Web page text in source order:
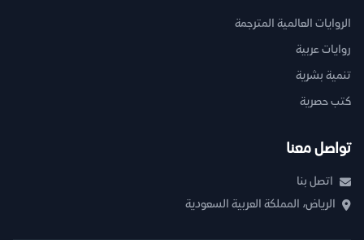
الروايات العالمية المترجمة
روايات عربية
تنمية بشرية
كتب حصرية
تواصل معنا
اتصل بنا
الرياض، المملكة العربية السعودية